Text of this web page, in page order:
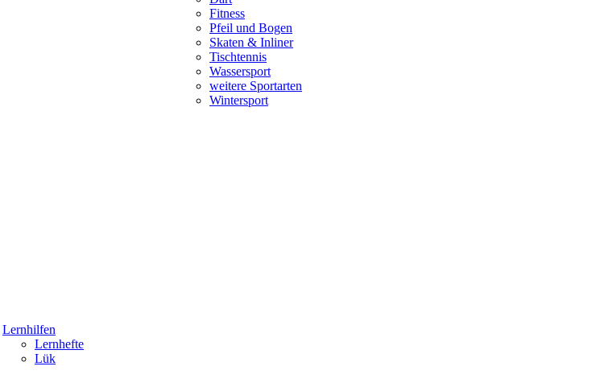
Fitness
Pfeil und Bogen
Skaten & Inliner
Tischtennis
Wassersport
weitere Sportarten
Wintersport
Lernhilfen
Lernhefte
Lük